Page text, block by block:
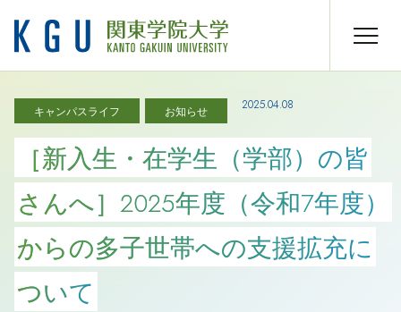
キャンパスライフ お知らせ 2025.04.08
［新入生・在学生（学部）の皆
さんへ］2025年度（令和7年度）
からの多子世帯への支援拡充に
ついて